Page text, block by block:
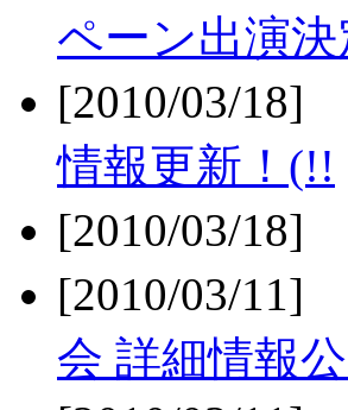
ペーン出演
[2010/03/18]
情報更新！(!!
[2010/03/18]
[2010/03/11]
会 詳細情報